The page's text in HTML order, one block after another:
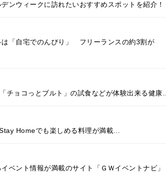
ンウィークに訪れたいおすすめスポットを紹介！
「自宅でのんびり」 フリーランスの約3割が
チョコっとブルト」の試食などが体験出来る健康…
Homeでも楽しめる料理が満載…
ベント情報が満載のサイト「ＧＷイベントナビ」